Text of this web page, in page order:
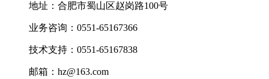
地址：合肥市蜀山区赵岗路100号
业务咨询：0551-65167366
技术支持：0551-65167838
邮箱：hz@163.com